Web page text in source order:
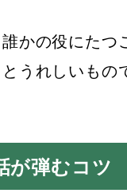
かの役にた
うれしいもの
が弾むコツ